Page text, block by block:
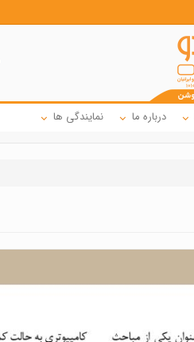
درباره ما نمایندگی ها